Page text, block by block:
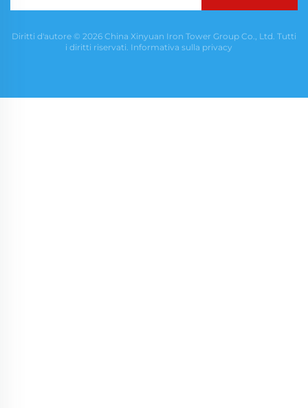
Diritti d'autore © 2026 China Xinyuan Iron Tower Group Co., Ltd. Tutti
i diritti riservati. Informativa sulla privacy